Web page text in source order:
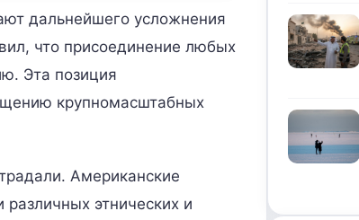
дальнейшего усложнения
что присоединение любых
Эта позиция
крупномасштабных
Американские
этнических и